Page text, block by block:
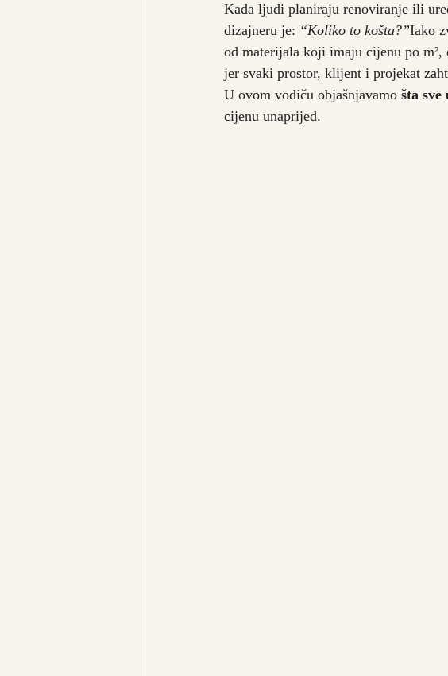
Kada ljudi planiraju renoviranje ili
dizajneru je: “Koliko to košta?”Iako
od materijala koji imaju cijenu po
jer svaki prostor, klijent i projekat
U ovom vodiču objašnjavamo šta
cijenu unaprijed.